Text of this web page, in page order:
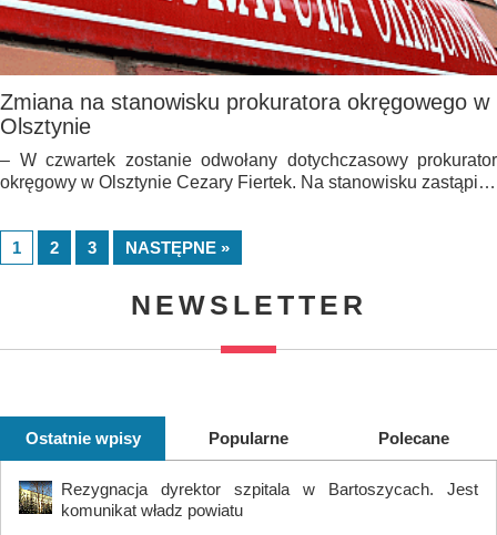
Zmiana na stanowisku prokuratora okręgowego w
Olsztynie
– W czwartek zostanie odwołany dotychczasowy prokurator
okręgowy w Olsztynie Cezary Fiertek. Na stanowisku zastąpi…
1 2 3 NASTĘPNE »
NEWSLETTER
Ostatnie wpisy Popularne Polecane
Rezygnacja dyrektor szpitala w Bartoszycach. Jest
komunikat władz powiatu